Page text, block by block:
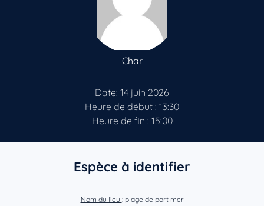
Char
Date: 14 juin 2026
Heure de début : 13:30
Heure de fin : 15:00
Espèce à identifier
Nom du lieu : plage de port mer